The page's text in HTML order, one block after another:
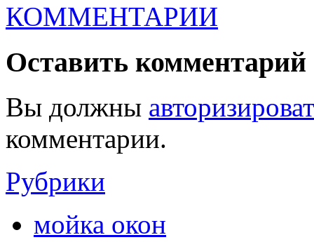
КОММЕНТАРИИ
Оставить комментарий
Вы должны
комментарии.
Рубрики
мойка окон